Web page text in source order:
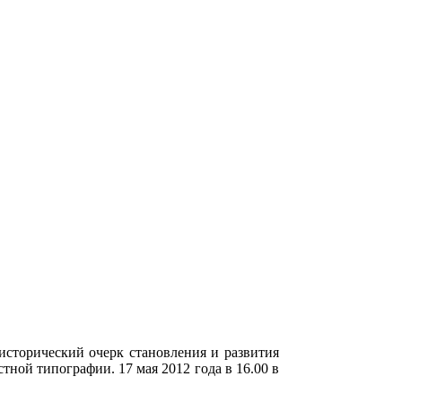
очерк становления и развития
типографии. 17 мая 2012 года в 16.00 в